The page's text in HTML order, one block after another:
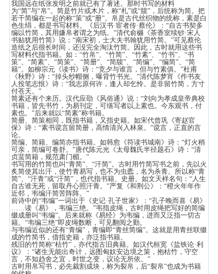
我国远在纸张发明之前就已有了著述。那时书写的材料
为“简”与“帛”。简是竹片或木片，称“札”或“牍”，后统称为简。把
若干简编在一起的称“策”或“册”。帛是古代丝织物的统称，素是白
色生绢，都是书写材料。《后汉书·宦者传·蔡伦》：“自古书契多
编以竹简，其用嫌帛者谓之为纸。”清代俞樾《茶香室续钞·宋人
书贴犹用竹简》说：“南宋初，士大夫书翰犹用竹简。”可见蔡伦
造纸之后很长时间，还没完全淘汰竹简。因此，古时就用这些书
写材料代指书籍。如：“竹帛”、“竹简”、“竹素”、“竹书”、“书
策”、“简素”、“简策”、“简册”、“简牍”、“简编”、“编简”、“简
籍”。如柳宗元《读书》诗：“竞夕与谁言，但与竹素俱。”杜甫
《秋野》诗：“掉头纱帽侧，曝背竹书光。”清代陈梦宵《作书友
人投笔志恨》诗：“我志原何许，逢人却乞怜。是非留竹简，方寸
付苍天。”
简素还有个来历。汉代应劭《风俗通》说：“刘向为孝成皇帝典校
书籍，皆先书竹，为易刊定，可缮写者以上素也。今东观书，付
素也。”后来就以“简素”称书籍。
简册、简策相同，既指书籍，又指史籍。如宋代曾巩《寄赵官
保》诗：“素书谠言留简册，高情清兴入林泉。”谠言，正直的言
论。
简编、简籍、编简亦指书籍。如韩愈《符读书城南》诗：“灯火稍
可亲，简编可卷舒。”唐代陈元光《太母魏氏半径题石》诗：“清
贞蜚简籍，规范肃门楣。”
书写用的竹简也叫“青简”、“汗简”。古时用竹简写书之前，先以火
炙简使其出汗，使竹青易写，也不为虫蠹，名为杀青。所以称“青
简”、“汗青”或“汗简”，也代指书籍、史册。如文天样名句：“人生
自古谁无死，留取丹心照汗青。”严复《和荆公》：“橙火年年作
近邻，韦编汗简苦阵阵。”
前诗中的“韦编”一词出于《史记·孔子世家》：“孔子晚而喜《易》
……读《易》，韦编三绝。”韦指皮绳，古时用皮绳把写好的简编
缀成册叫“韦编”。后来就称《易经》为韦编，进而又泛指一切古
籍。“韦编三绝”即皮绳数断，可见翻阅之勤。
与韦编近似的还有“青编”，青编即“青丝简编”。这就是用青丝联缀
成的竹简书，借指史籍，亦泛指书籍。
残旧的竹简称“枯竹”，亦代指古旧典籍。如汉代桓宽《盐铁论·利
议》：“诸生无能出奇计，远图匈奴安边境之策，抱枯竹，守空
言，不知趋舍之宜，时世之变，议论无所依。”
古时用帛写书，必先裁割成块，称为裂帛，后“裂帛”也成为书籍